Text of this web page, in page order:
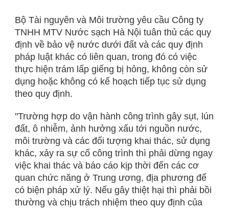
Bộ Tài nguyên và Môi trường yêu cầu Công ty
TNHH MTV Nước sạch Hà Nội tuân thủ các quy
định về bảo vệ nước dưới đất và các quy định
pháp luật khác có liên quan, trong đó có việc
thực hiện trám lấp giếng bị hỏng, không còn sử
dụng hoặc không có kế hoạch tiếp tục sử dụng
theo quy định.
"Trường hợp do vận hành công trình gây sụt, lún
đất, ô nhiễm, ảnh hưởng xấu tới nguồn nước,
môi trường và các đối tượng khai thác, sử dụng
khác, xảy ra sự cố công trình thì phải dừng ngay
việc khai thác và báo cáo kịp thời đến các cơ
quan chức năng ở Trung ương, địa phương để
có biện pháp xử lý. Nếu gây thiệt hại thì phải bồi
thường và chịu trách nhiệm theo quy định của